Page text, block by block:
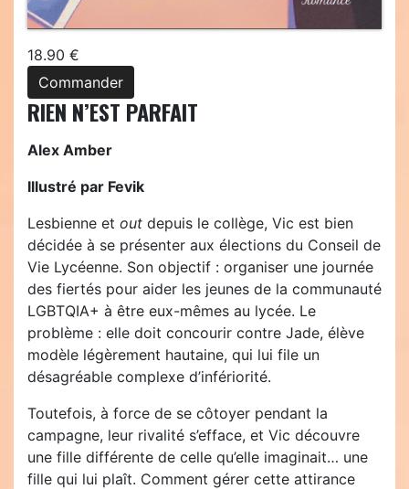
18.90 €
Commander
RIEN N’EST PARFAIT
Alex Amber
Illustré par Fevik
Lesbienne et out depuis le collège, Vic est bien
décidée à se présenter aux élections du Conseil de
Vie Lycéenne. Son objectif : organiser une journée
des fiertés pour aider les jeunes de la communauté
LGBTQIA+ à être eux-mêmes au lycée. Le
problème : elle doit concourir contre Jade, élève
modèle légèrement hautaine, qui lui file un
désagréable complexe d’infériorité.
Toutefois, à force de se côtoyer pendant la
campagne, leur rivalité s’efface, et Vic découvre
une fille différente de celle qu’elle imaginait… une
fille qui lui plaît. Comment gérer cette attirance